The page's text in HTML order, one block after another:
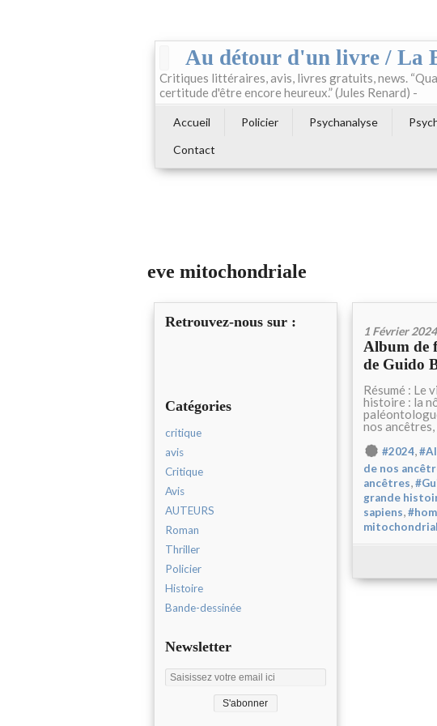
Au détour d'un livre / La
Critiques littéraires, avis, livres gratuits, news.
certitude d'être encore heureux.” (Jules Renard) -
Accueil Policier Psychanalyse
Contact
eve mitochondriale
Retrouvez-nous sur :
Catégories
critique
avis
Critique
Avis
AUTEURS
Roman
Thriller
Policier
Histoire
Bande-dessinée
Newsletter
1 Février 2024
Album de
de Guido
Résumé : Le
histoire : la
nos
#2024,
de nos
ancêtres,
grande
sapiens,